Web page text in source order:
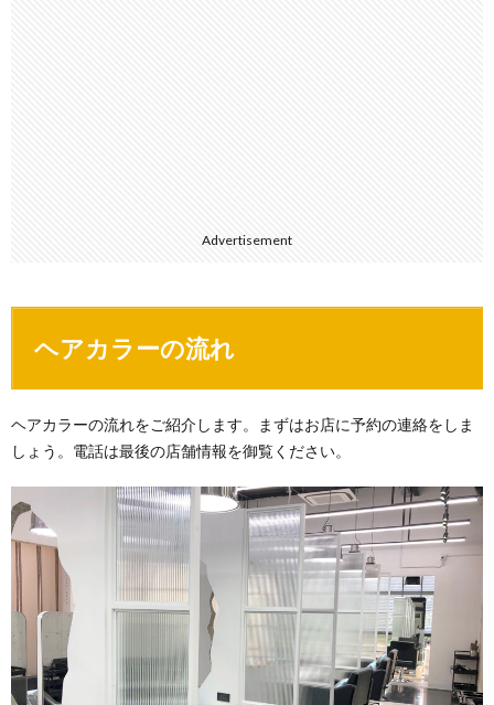
Advertisement
ヘアカラーの流れ
ヘアカラーの流れをご紹介します。まずはお店に予約の連絡をしま
しょう。電話は最後の店舗情報を御覧ください。